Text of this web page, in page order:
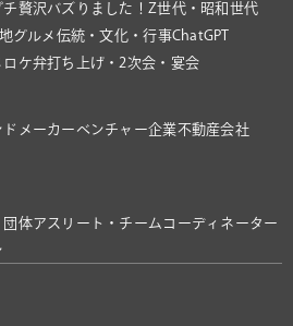
チ贅沢バズりました！ Z世代・昭和世代
グルメ 伝統・文化・行事ChatGPT
ロケ弁打ち上げ・2次会・宴会
メーカー ベンチャー企業不動産会社
団体アスリート・チーム コーディネーター